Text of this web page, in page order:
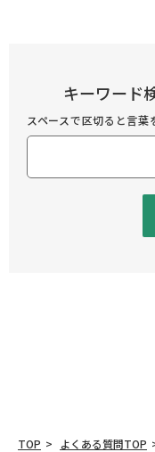
キーワード
スペースで区切ると言葉
TOP よくある質問TOP